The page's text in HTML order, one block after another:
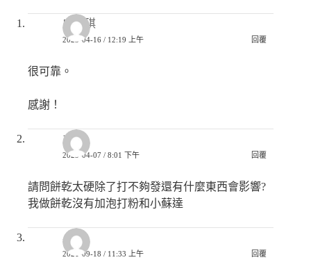
盧念琪
2023-04-16 / 12:19 上午 回覆
很可靠。
感謝！
立偉
2023-04-07 / 8:01 下午 回覆
請問餅乾太硬除了打不夠發還有什麼東西會影響?
我做餅乾沒有加泡打粉和小蘇達
小謝
2021-09-18 / 11:33 上午 回覆